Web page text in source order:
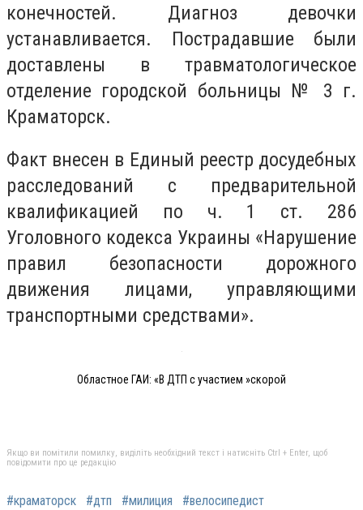
конечностей. Диагноз девочки
устанавливается. Пострадавшие были
доставлены в травматологическое
отделение городской больницы № 3 г.
Краматорск.
Факт внесен в Единый реестр досудебных
расследований с предварительной
квалификацией по ч. 1 ст. 286
Уголовного кодекса Украины «Нарушение
правил безопасности дорожного
движения лицами, управляющими
транспортными средствами».
Областное ГАИ: «В ДТП с участием »скорой
Якщо ви помітили помилку, виділіть необхідний текст і натисніть Ctrl + Enter, щоб
повідомити про це редакцію
#краматорск #дтп #милиция #велосипедист